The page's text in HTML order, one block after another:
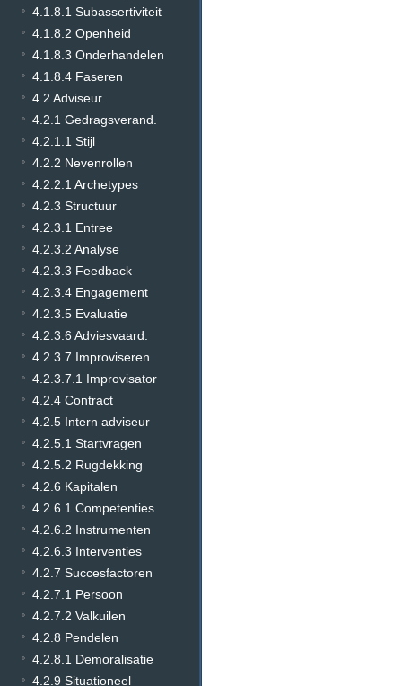
4.1.8.1 Subassertiviteit
4.1.8.2 Openheid
4.1.8.3 Onderhandelen
4.1.8.4 Faseren
4.2 Adviseur
4.2.1 Gedragsverand.
4.2.1.1 Stijl
4.2.2 Nevenrollen
4.2.2.1 Archetypes
4.2.3 Structuur
4.2.3.1 Entree
4.2.3.2 Analyse
4.2.3.3 Feedback
4.2.3.4 Engagement
4.2.3.5 Evaluatie
4.2.3.6 Adviesvaard.
4.2.3.7 Improviseren
4.2.3.7.1 Improvisator
4.2.4 Contract
4.2.5 Intern adviseur
4.2.5.1 Startvragen
4.2.5.2 Rugdekking
4.2.6 Kapitalen
4.2.6.1 Competenties
4.2.6.2 Instrumenten
4.2.6.3 Interventies
4.2.7 Succesfactoren
4.2.7.1 Persoon
4.2.7.2 Valkuilen
4.2.8 Pendelen
4.2.8.1 Demoralisatie
4.2.9 Situationeel